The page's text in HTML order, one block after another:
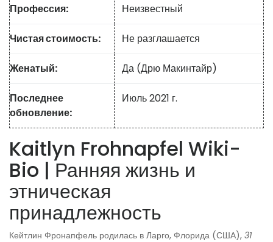
Профессия: Неизвестный
Чистая стоимость: Не разглашается
Женатый: Да (Дрю Макинтайр)
Последнее
обновление:
Июль 2021 г.
Kaitlyn Frohnapfel Wiki-
Bio | Ранняя жизнь и
этническая
принадлежность
Кейтлин Фронапфель родилась в Ларго, Флорида (США), 31